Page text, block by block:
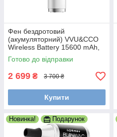
Фен бездротовий
(акумуляторний) VVU&CCO
Wireless Battery 15600 mAh,
White (CFJ-5S)
Готово до відправки
2 699 ₴ 3 700 ₴
Купити
Новинка! Подарунок